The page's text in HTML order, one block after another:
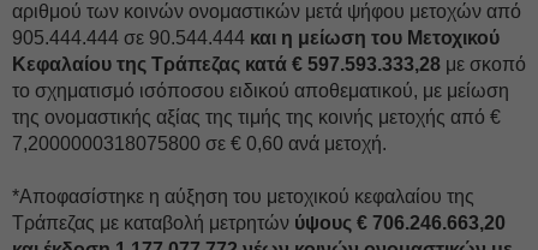
αριθμού των κοινών ονομαστικών μετά ψήφου μετοχών από
905.444.444 σε 90.544.444 και η μείωση του Μετοχικού
Κεφαλαίου της Τράπεζας κατά € 597.593.333,28 με σκοπό
το σχηματισμό ισόποσου ειδικού αποθεματικού, με μείωση
της ονομαστικής αξίας της τιμής της κοινής μετοχής από €
7,2000000318075800 σε € 0,60 ανά μετοχή.
*Αποφασίστηκε η αύξηση του μετοχικού κεφαλαίου της
Τράπεζας με καταβολή μετρητών ύψους € 706.246.663,20